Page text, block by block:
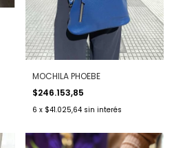
MOCHILA PHOEBE
$246.153,85
6 x $41.025,64 sin interés